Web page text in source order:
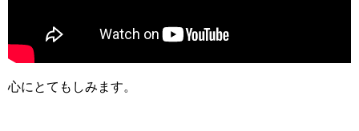
心にとてもしみます。